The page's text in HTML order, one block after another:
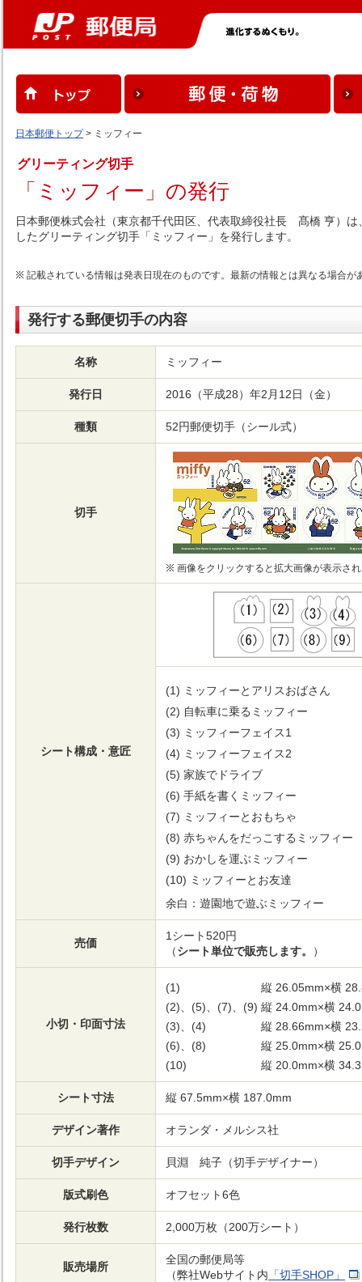
日本郵便トップ> ミッフィー
グリーティング切手
「ミッフィー」の発行
日本郵便株式会社（東京都千代田区、代表取締役社長 髙橋 亨）
したグリーティング切手「ミッフィー」を発行します。
記載されている情報は発表日現在のものです。最新の情報とは異なる場合が
発行する郵便切手の内容
名称 ミッフィー
発行日 2016（平成28）年2月12日（金）
種類 52円郵便切手（シール式）
切手
画像をクリックすると拡大画像が表示さ
シート構成・意匠
ミッフィーとアリスおばさん
自転車に乗るミッフィー
ミッフィーフェイス1
ミッフィーフェイス2
家族でドライブ
手紙を書くミッフィー
ミッフィーとおもちゃ
赤ちゃんをだっこするミッフィー
おかしを運ぶミッフィー
ミッフィーとお友達
余白：遊園地で遊ぶミッフィー
売価
1シート520円
（シート単位で販売します。 ）
小切・印面寸法
(1)
縦 26.05mm×横
(2)、(5)、(7)、(9) 縦 24.0mm×横
(3)、(4)
縦 28.66mm×横
(6)、(8)
縦 25.0mm×横
(10)
縦 20.0mm×横
シート寸法 縦 67.5mm×横 187.0mm
デザイン著作 オランダ・メルシス社
切手デザイン 貝淵 純子（切手デザイナー）
版式刷色 オフセット6色
発行枚数 2,000万枚（200万シート）
販売場所
全国の郵便局等
（弊社Webサイト内 「切手SHOP」